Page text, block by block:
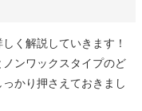
く解説していきます！
ンワックスタイプのど
かり押さえておきまし